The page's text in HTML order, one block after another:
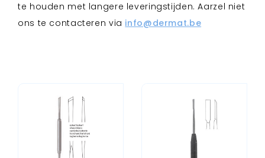
te houden met langere leveringstijden. Aarzel niet
ons te contacteren via info@dermat.be